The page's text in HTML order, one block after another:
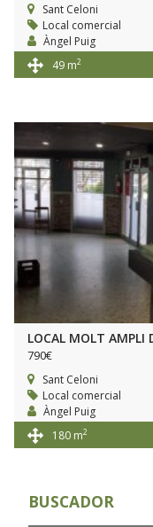
Sant Celoni
Local comercial
Àngel Puig
49 m2
LOCAL MOLT AMPLI
790€
Sant Celoni
Local comercial
Àngel Puig
180 m2
BUSCADOR